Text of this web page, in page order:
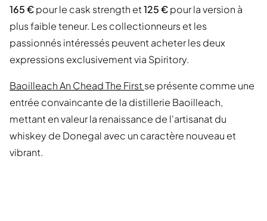
165 €pour le cask strength et125 €pour la version à
plus faible teneur. Les collectionneurs et les
passionnés intéressés peuvent acheter les deux
expressions exclusivement via Spiritory.
Baoilleach An Chead The Firstse présente comme une
entrée convaincante de la distillerie Baoilleach,
mettant en valeur la renaissance de l'artisanat du
whiskey de Donegal avec un caractère nouveau et
vibrant.